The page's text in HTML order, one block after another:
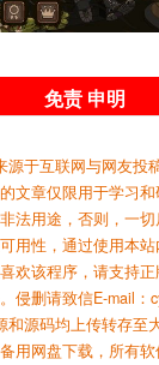
免责 申明
源于互联网与网友投
文章仅限用于学习
法用途，否则，一
用性，通过使用本
欢该程序，请支持正
侵删请致信E-mail：
和源码均上传转存至
用网盘下载，所有